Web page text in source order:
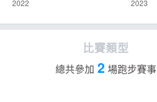
比賽類型
總共參加 2 場跑步賽事